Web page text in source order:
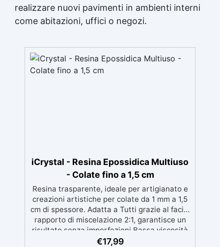
realizzare nuovi pavimenti in ambienti interni
come abitazioni, uffici o negozi.
iCrystal - Resina Epossidica Multiuso
- Colate fino a 1,5 cm
Resina trasparente, ideale per artigianato e
creazioni artistiche per colate da 1 mm a 1,5
cm di spessore. Adatta a Tutti grazie al facile
rapporto di miscelazione 2:1, garantisce un
risultato senza imperfezioni Bassa viscosità
per colate senza bolle, compatibile con
€17,99